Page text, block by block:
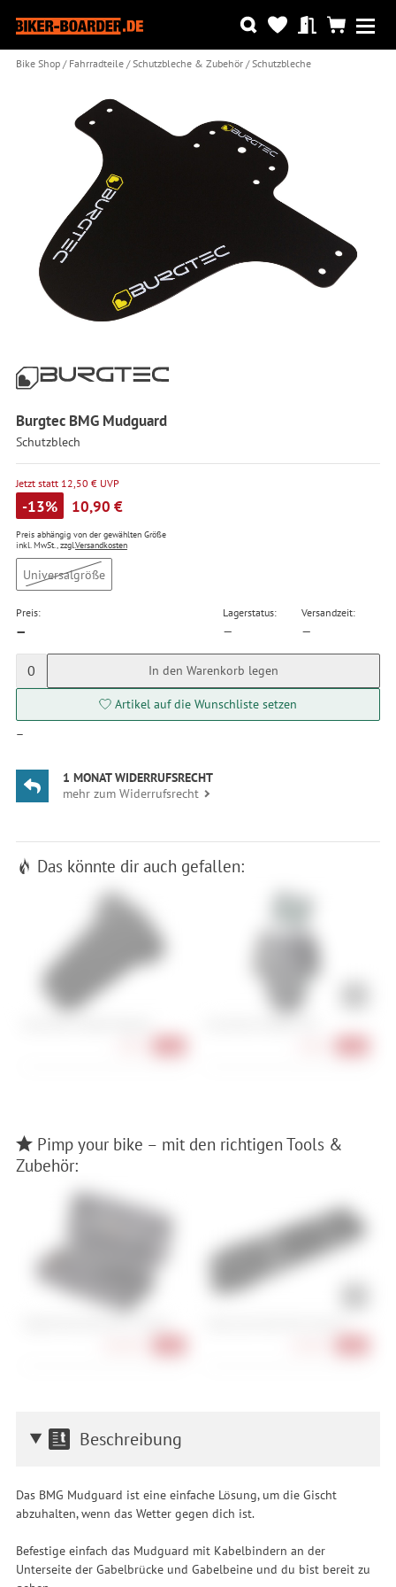
Bike Shop Fahrradteile Schutzbleche & Zubehör Schutzbleche
Burgtec BMG Mudguard
Schutzblech
Jetzt statt 12,50 € UVP
-13% 10,90 €
Preis abhängig von der gewählten Größe
inkl. MwSt., zzgl.Versandkosten
Universalgröße
Preis:
—
Lagerstatus:
—
Versandzeit:
—
0 In den Warenkorb legen
Artikel auf die Wunschliste setzen
—
1 MONAT WIDERRUFSRECHT
mehr zum Widerrufsrecht
Das könnte dir auch gefallen:
Pimp your bike – mit den richtigen Tools &
Zubehör:
Beschreibung
Das BMG Mudguard ist eine einfache Lösung, um die Gischt
abzuhalten, wenn das Wetter gegen dich ist.
Befestige einfach das Mudguard mit Kabelbindern an der
Unterseite der Gabelbrücke und Gabelbeine und du bist bereit zu